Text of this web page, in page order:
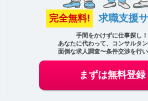
完全無料! 求職支援
手間をかけずに仕事探し！
あなたに代わって、コンサルタン
面倒な求人調査〜条件交渉を行い
まずは無料登録